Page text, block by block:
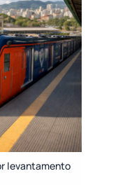
levantamento